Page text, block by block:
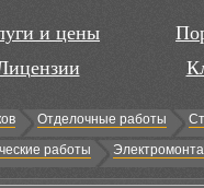
и цены
Отделочные работы
работы